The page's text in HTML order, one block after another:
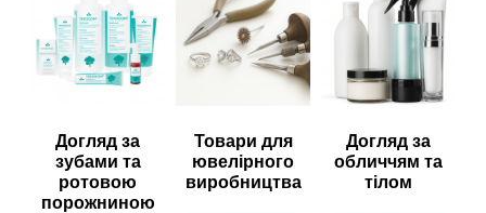
Догляд за
зубами та
ротовою
порожниною
Товари для
ювелірного
виробництва
Догляд за
обличчям та
тілом